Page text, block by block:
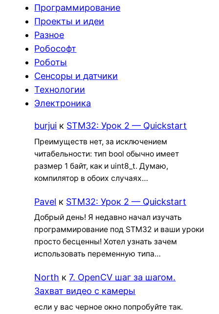
Программирование
Проекты и идеи
Разное
Робософт
Роботы
Сенсоры и датчики
Технологии
Электроника
burjui к STM32: Урок 2 — Quickstart
Преимуществ нет, за исключением
читабельности: тип bool обычно имеет
размер 1 байт, как и uint8_t. Думаю,
компилятор в обоих случаях…
Pavel к STM32: Урок 2 — Quickstart
Добрый день! Я недавно начал изучать
программирование под STM32 и ваши уроки
просто бесценны! Хотел узнать зачем
использовать переменную типа…
North к7. OpenCV шаг за шагом.
Захват видео с камеры
если у вас черное окно попробуйте так.